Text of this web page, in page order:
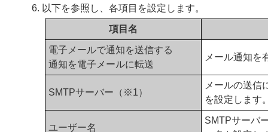
以下を参照し、各項目を設定します。
項目名
電子メールで通知を送信する
通知を電子メールに転送
メール通知を
SMTPサーバー（※1）
メールの送信
を設定します
ユーザー名
SMTPサーバ